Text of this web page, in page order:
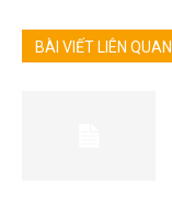
BÀI VIẾT LIÊN QUAN